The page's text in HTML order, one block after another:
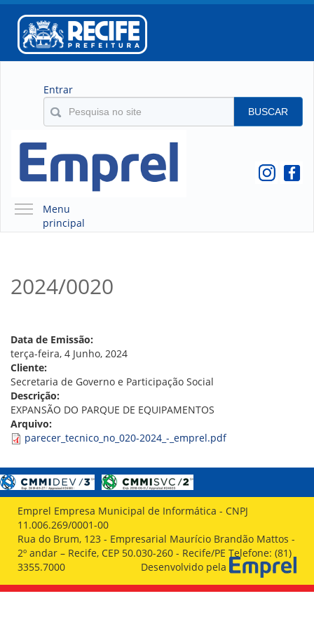
Entrar
BUSCAR
Menu
principal
O QUE É A EMPREL
CONSELHOS
LOCALIZAÇÃO
GESTORES
GOVERNANÇA
NOTÍCIAS
COMPRAS
COMISSÕES
LICITAÇÕES
REGULAMENTO INTERNO DE LICITAÇÕES E
CONTRATO
GESTÃO DE PESSOAS
COLABORADORES
2024/0020
Data de Emissão:
terça-feira, 4 Junho, 2024
Cliente:
Secretaria de Governo e Participação Social
Descrição:
EXPANSÃO DO PARQUE DE EQUIPAMENTOS
Arquivo:
parecer_tecnico_no_020-2024_-_emprel.pdf
Emprel Empresa Municipal de Informática - CNPJ
11.006.269/0001-00
Rua do Brum, 123 - Empresarial Maurício Brandão Mattos -
2º andar – Recife, CEP 50.030-260 - Recife/PE Telefone: (81)
3355.7000
Desenvolvido pela